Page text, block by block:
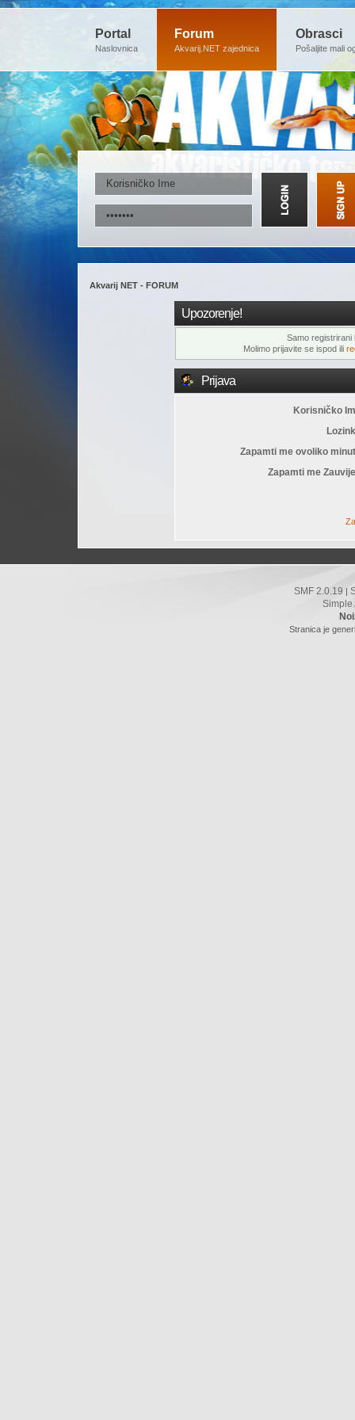
Portal
Naslovnica
Forum
Akvarij.NET zajednica
Obrasci
Pošaljite mali
Akvarij NET - FORUM
Upozorenje!
Samo registrirani
Molimo prijavite se ispod ili
Prijava
Korisničko
Zapamti me ovoliko
Zapamti me
SMF 2.0.19
Simple
Stranica je